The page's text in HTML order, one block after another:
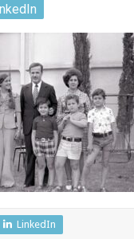
LinkedIn